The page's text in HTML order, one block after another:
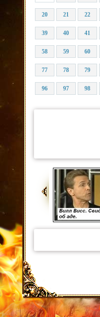
20 21 22
39 40 41
58 59 60
77 78 79
96 97 98